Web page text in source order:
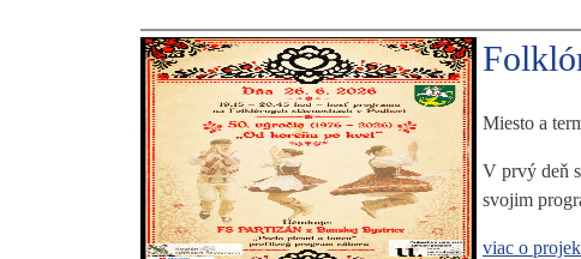
Miesto a
V prvý deň
svojim
viac o